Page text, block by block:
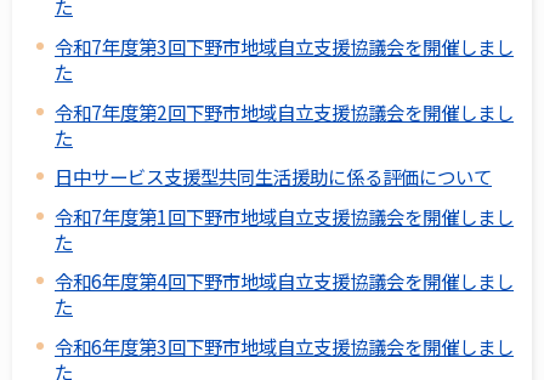
た
令和7年度第3回下野市地域自立支援協議会を開催しまし
た
令和7年度第2回下野市地域自立支援協議会を開催しまし
た
日中サービス支援型共同生活援助に係る評価について
令和7年度第1回下野市地域自立支援協議会を開催しまし
た
令和6年度第4回下野市地域自立支援協議会を開催しまし
た
令和6年度第3回下野市地域自立支援協議会を開催しまし
た